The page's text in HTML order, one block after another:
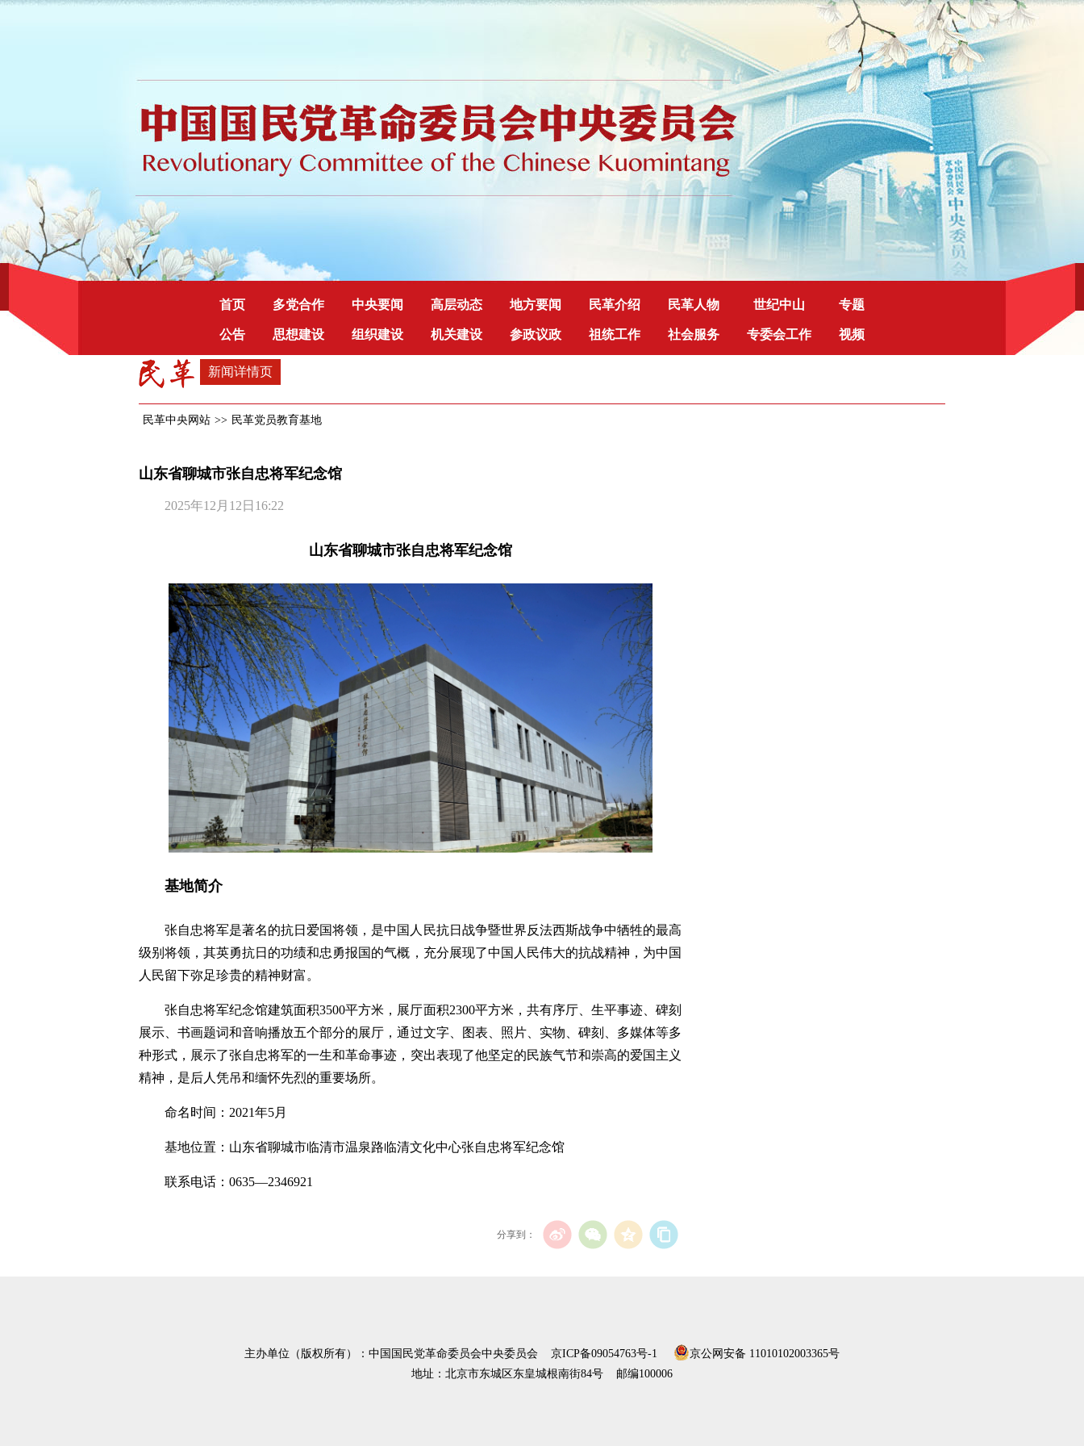
首页 多党合作 中央要闻 高层动态 地方要闻 民革介绍 民革人物 世纪中山 专题
公告 思想建设 组织建设 机关建设 参政议政 祖统工作 社会服务 专委会工作 视频
新闻详情页
民革中央网站 >> 民革党员教育基地
山东省聊城市张自忠将军纪念馆
2025年12月12日16:22
山东省聊城市张自忠将军纪念馆
基地简介
张自忠将军是著名的抗日爱国将领，是中国人民抗日战争暨世界反法西斯战争中牺牲的最高
级别将领，其英勇抗日的功绩和忠勇报国的气概，充分展现了中国人民伟大的抗战精神，为中国
人民留下弥足珍贵的精神财富。
张自忠将军纪念馆建筑面积3500平方米，展厅面积2300平方米，共有序厅、生平事迹、碑刻
展示、书画题词和音响播放五个部分的展厅，通过文字、图表、照片、实物、碑刻、多媒体等多
种形式，展示了张自忠将军的一生和革命事迹，突出表现了他坚定的民族气节和崇高的爱国主义
精神，是后人凭吊和缅怀先烈的重要场所。
命名时间：2021年5月
基地位置：山东省聊城市临清市温泉路临清文化中心张自忠将军纪念馆
联系电话：0635—2346921
分享到：
主办单位（版权所有）：中国国民党革命委员会中央委员会 京ICP备09054763号-1
京公网安备 11010102003365号
地址：北京市东城区东皇城根南街84号 邮编100006